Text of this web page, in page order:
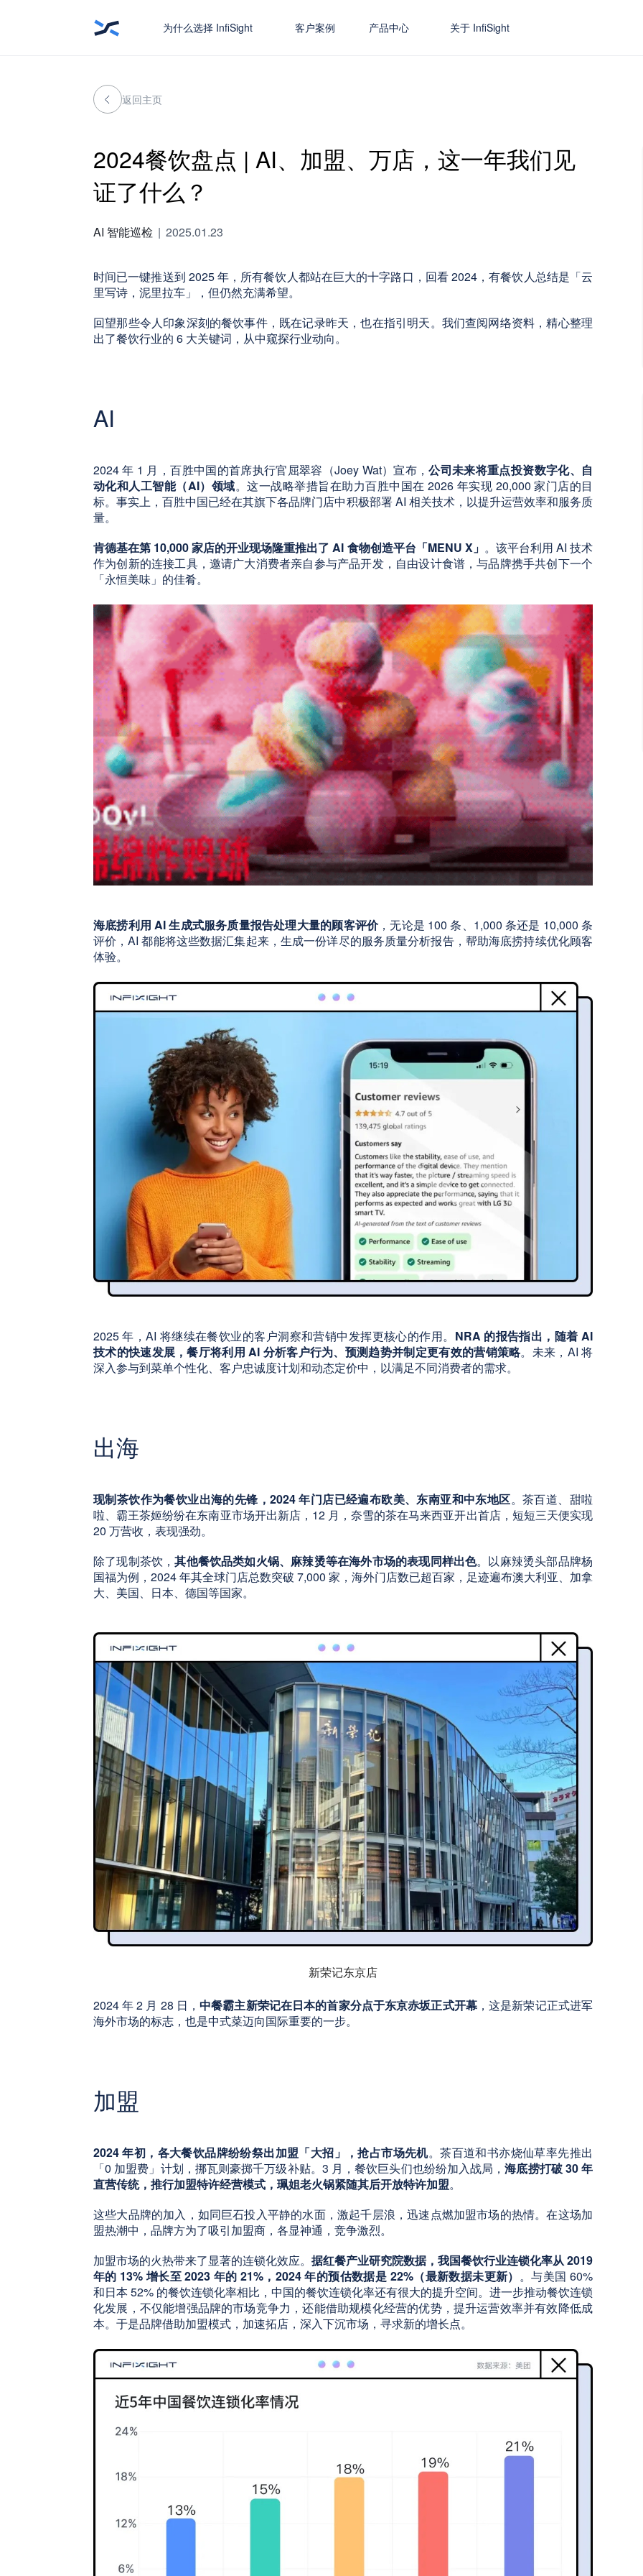
为什么选择 InfiSight 客户案例 产品中心 关于 InfiSight
返回主页
2024餐饮盘点 | AI、加盟、万店，这一年我们见
证了什么？
AI 智能巡检 | 2025.01.23
时间已一键推送到 2025 年，所有餐饮人都站在巨大的十字路口，回看 2024，有餐饮人总结是「云
里写诗，泥里拉车」，但仍然充满希望。
回望那些令人印象深刻的餐饮事件，既在记录昨天，也在指引明天。我们查阅网络资料，精心整理
出了餐饮行业的 6 大关键词，从中窥探行业动向。
AI
2024 年 1 月，百胜中国的首席执行官屈翠容（Joey Wat）宣布，公司未来将重点投资数字化、自
动化和人工智能（AI）领域。这一战略举措旨在助力百胜中国在 2026 年实现 20,000 家门店的目
标。事实上，百胜中国已经在其旗下各品牌门店中积极部署 AI 相关技术，以提升运营效率和服务质
量。
肯德基在第 10,000 家店的开业现场隆重推出了 AI 食物创造平台「MENU X」 。该平台利用 AI 技术
作为创新的连接工具，邀请广大消费者亲自参与产品开发，自由设计食谱，与品牌携手共创下一个
「永恒美味」的佳肴。
海底捞利用 AI 生成式服务质量报告处理大量的顾客评价，无论是 100 条、1,000 条还是 10,000 条
评价，AI 都能将这些数据汇集起来，生成一份详尽的服务质量分析报告，帮助海底捞持续优化顾客
体验。
2025 年，AI 将继续在餐饮业的客户洞察和营销中发挥更核心的作用。 NRA 的报告指出，随着 AI
技术的快速发展，餐厅将利用 AI 分析客户行为、预测趋势并制定更有效的营销策略。未来，AI 将
深入参与到菜单个性化、客户忠诚度计划和动态定价中，以满足不同消费者的需求。
出海
现制茶饮作为餐饮业出海的先锋，2024 年门店已经遍布欧美、东南亚和中东地区。茶百道、甜啦
啦、霸王茶姬纷纷在东南亚市场开出新店，12 月，奈雪的茶在马来西亚开出首店，短短三天便实现
20 万营收，表现强劲。
除了现制茶饮，其他餐饮品类如火锅、麻辣烫等在海外市场的表现同样出色。以麻辣烫头部品牌杨
国福为例，2024 年其全球门店总数突破 7,000 家，海外门店数已超百家，足迹遍布澳大利亚、加拿
大、美国、日本、德国等国家。
新荣记东京店
2024 年 2 月 28 日，中餐霸主新荣记在日本的首家分点于东京赤坂正式开幕，这是新荣记正式进军
海外市场的标志，也是中式菜迈向国际重要的一步。
加盟
2024 年初，各大餐饮品牌纷纷祭出加盟「大招」，抢占市场先机。茶百道和书亦烧仙草率先推出
「0 加盟费」计划，挪瓦则豪掷千万级补贴。3 月，餐饮巨头们也纷纷加入战局，海底捞打破 30 年
直营传统，推行加盟特许经营模式，珮姐老火锅紧随其后开放特许加盟。
这些大品牌的加入，如同巨石投入平静的水面，激起千层浪，迅速点燃加盟市场的热情。在这场加
盟热潮中，品牌方为了吸引加盟商，各显神通，竞争激烈。
加盟市场的火热带来了显著的连锁化效应。 据红餐产业研究院数据，我国餐饮行业连锁化率从 2019
年的 13% 增长至 2023 年的 21%，2024 年的预估数据是 22%（最新数据未更新） 。与美国 60%
和日本 52% 的餐饮连锁化率相比，中国的餐饮连锁化率还有很大的提升空间。进一步推动餐饮连锁
化发展，不仅能增强品牌的市场竞争力，还能借助规模化经营的优势，提升运营效率并有效降低成
本。于是品牌借助加盟模式，加速拓店，深入下沉市场，寻求新的增长点。